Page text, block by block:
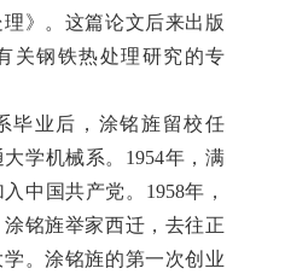
》。这篇论文后来出版
关钢铁热处理研究的专
毕业后，涂铭旌留校任
学机械系。1954年，满
中国共产党。1958年，
铭旌举家西迁，去往正
。涂铭旌的第一次创业